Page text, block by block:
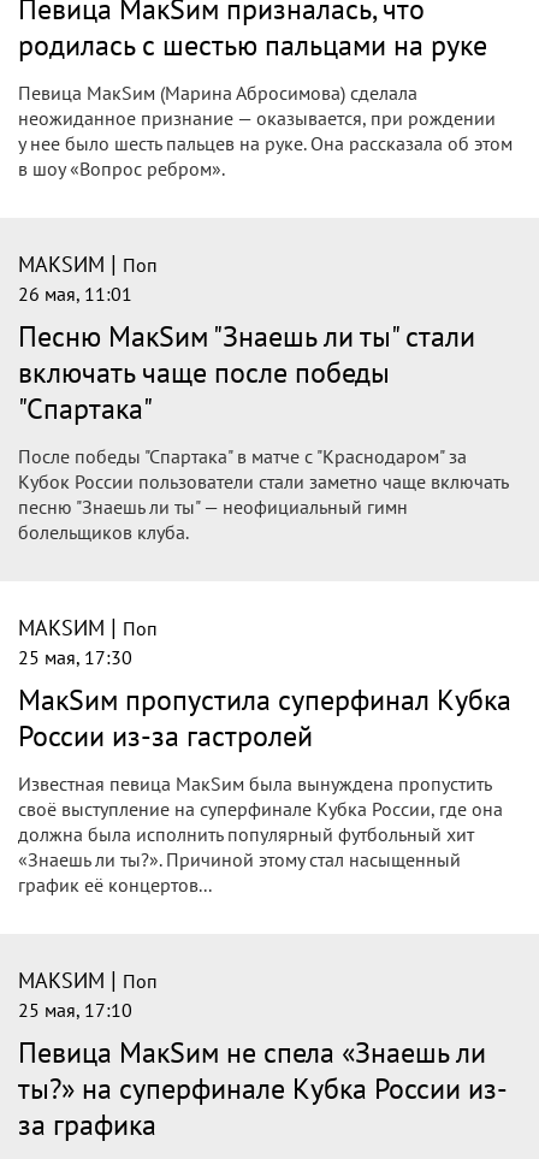
Певица МакSим призналась, что
родилась с шестью пальцами на руке
Певица МакSим (Марина Абросимова) сделала
неожиданное признание — оказывается, при рождении
у нее было шесть пальцев на руке. Она рассказала об этом
в шоу «Вопрос ребром».
МАКSИМ | Поп
26 мая, 11:01
Песню МакSим "Знаешь ли ты" стали
включать чаще после победы
"Спартака"
После победы "Спартака" в матче с "Краснодаром" за
Кубок России пользователи стали заметно чаще включать
песню "Знаешь ли ты" — неофициальный гимн
болельщиков клуба.
МАКSИМ | Поп
25 мая, 17:30
МакSим пропустила суперфинал Кубка
России из-за гастролей
Известная певица МакSим была вынуждена пропустить
своё выступление на суперфинале Кубка России, где она
должна была исполнить популярный футбольный хит
«Знаешь ли ты?». Причиной этому стал насыщенный
график её концертов...
МАКSИМ | Поп
25 мая, 17:10
Певица МакSим не спела «Знаешь ли
ты?» на суперфинале Кубка России из-
за графика